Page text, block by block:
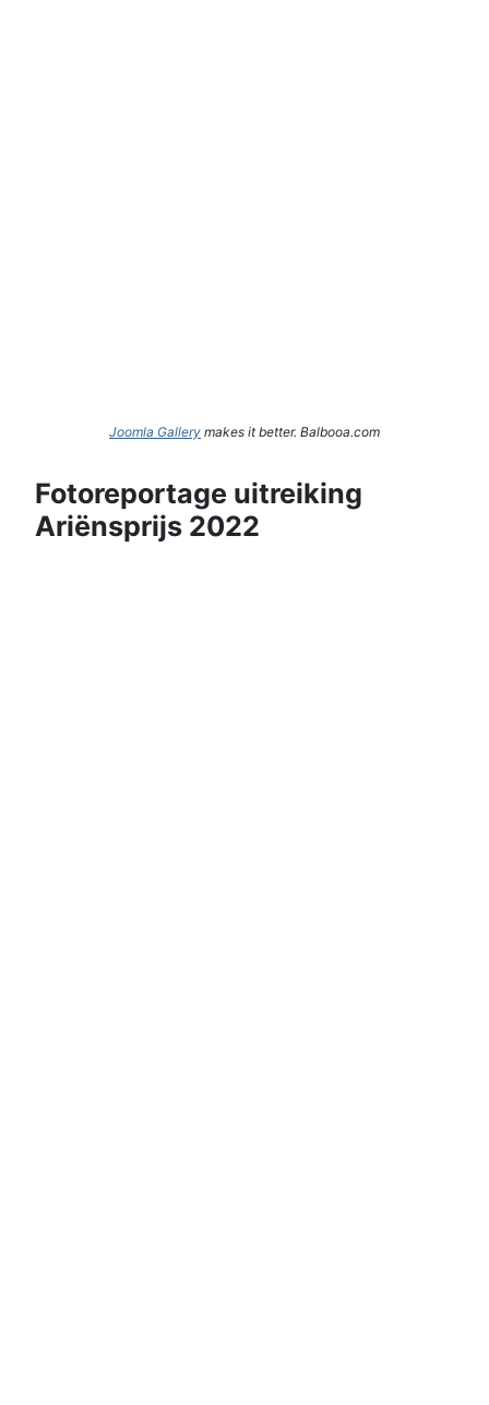
Joomla Gallery makes it better. Balbooa.com
Fotoreportage uitreiking
Ariënsprijs 2022